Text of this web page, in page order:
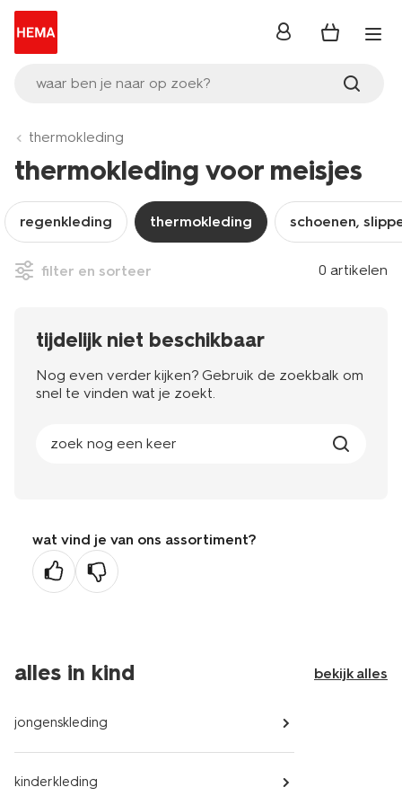
waar ben je naar op zoek?
inloggen
thermokleding
thermokleding voor meisjes
regenkleding thermokleding schoenen,
filter en sorteer 0 artikelen
tijdelijk niet beschikbaar
Nog even verder kijken? Gebruik de zoekbalk om
snel te vinden wat je zoekt.
zoek nog een keer
wat vind je van ons assortiment?
alles in kind bekijk alles
jongenskleding
kinderkleding